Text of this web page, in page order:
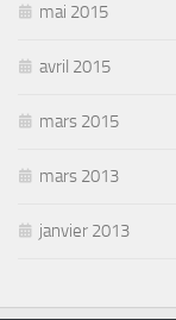
mai 2015
avril 2015
mars 2015
mars 2013
janvier 2013